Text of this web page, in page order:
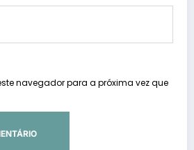
navegador para a próxima vez que